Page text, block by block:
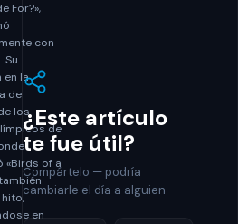
For?»,
con
Su
en la
de
los
de
«Birds of a
en
¿Este artículo
te fue útil?
Compártelo — podría
cambiarle el día a alguien